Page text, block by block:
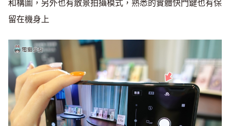
和構圖，另外也有散景拍攝模式，熟悉的實體快門鍵也有保
留在機身上